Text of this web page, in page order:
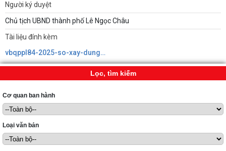
Người ký duyệt
Chủ tịch UBND thành phố Lê Ngọc Châu
Tài liệu đính kèm
vbqppl84-2025-so-xay-dung638912130039070361.pdf
Lọc, tìm kiếm
Cơ quan ban hành
Loại văn bản